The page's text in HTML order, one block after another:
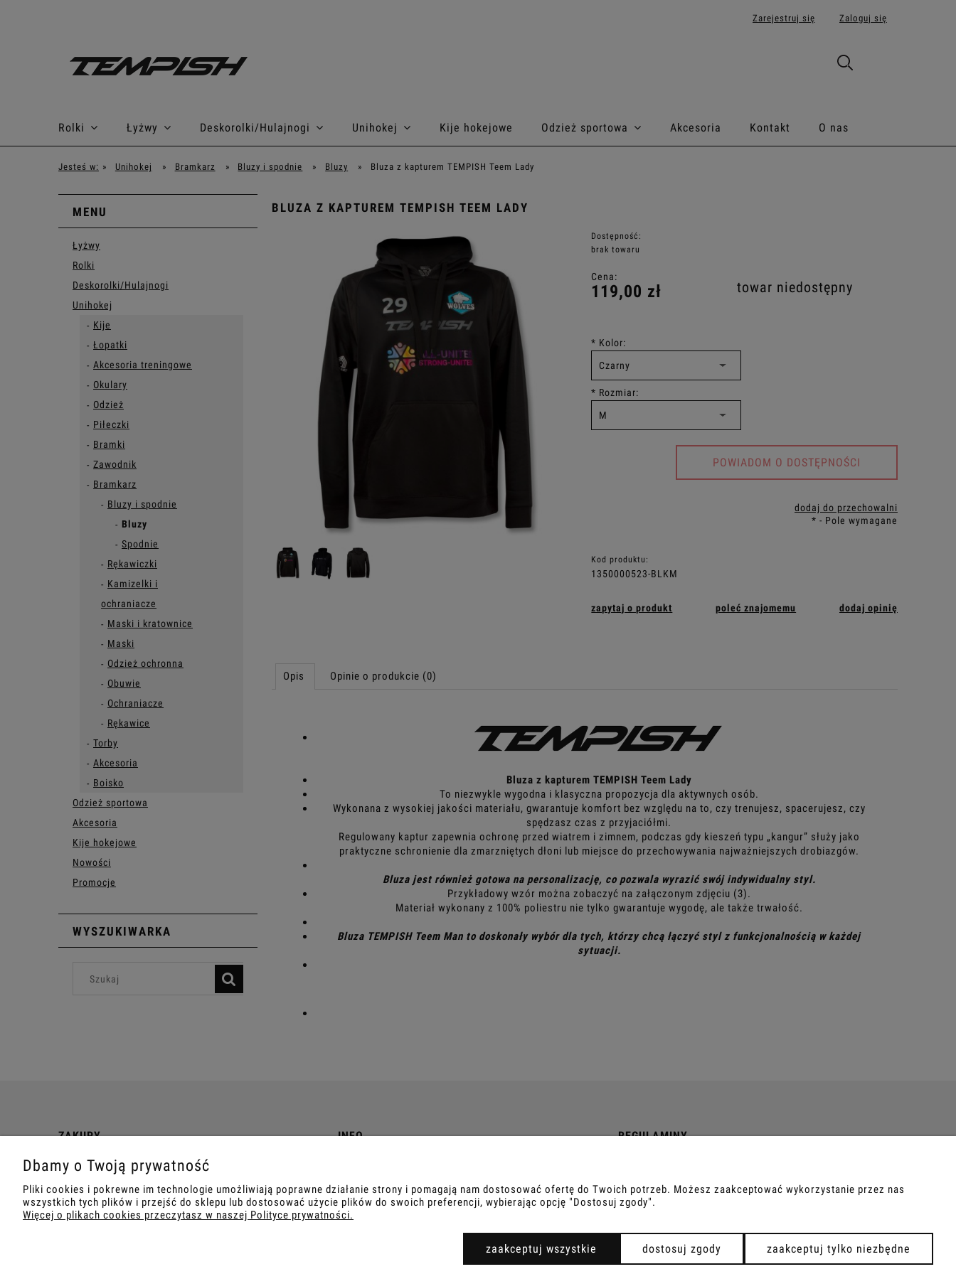
Zarejestruj się Zaloguj się
Rolki Łyżwy Deskorolki/Hulajnogi Unihokej Kije hokejowe Odzież sportowa Akcesoria Kontakt O nas
Jesteś w: » Unihokej » Bramkarz » Bluzy i spodnie » Bluzy » Bluza z kapturem TEMPISH Teem Lady
MENU
Łyżwy
Rolki
Deskorolki/Hulajnogi
Unihokej
Kije
Łopatki
Akcesoria treningowe
Okulary
Odzież
Piłeczki
Bramki
Zawodnik
Bramkarz
Bluzy i spodnie
Bluzy
Spodnie
Rękawiczki
Kamizelki i
ochraniacze
Maski i kratownice
Maski
Odzież ochronna
Obuwie
Ochraniacze
Rękawice
Torby
Akcesoria
Boisko
Odzież sportowa
Akcesoria
Kije hokejowe
Nowości
Promocje
WYSZUKIWARKA
BLUZA Z KAPTUREM TEMPISH TEEM LADY
Dostępność:
brak towaru
Cena:
119,00 zł
* Kolor:
* Rozmiar:
POWIADOM O DOSTĘPNOŚCI
towar niedostępny
dodaj do przechowalni
* - Pole wymagane
Kod produktu:
1350000523-BLKM
zapytaj o produkt poleć znajomemu dodaj opinię
Opis Opinie o produkcie (0)
Bluza z kapturem TEMPISH Teem Lady
To niezwykle wygodna i klasyczna propozycja dla aktywnych osób.
Wykonana z wysokiej jakości materiału, gwarantuje komfort bez względu na to, czy trenujesz, spacerujesz, czy
spędzasz czas z przyjaciółmi.
Regulowany kaptur zapewnia ochronę przed wiatrem i zimnem, podczas gdy kieszeń typu „kangur” służy jako
praktyczne schronienie dla zmarzniętych dłoni lub miejsce do przechowywania najważniejszych drobiazgów.
Bluza jest również gotowa na personalizację, co pozwala wyrazić swój indywidualny styl.
Przykładowy wzór można zobaczyć na załączonym zdjęciu (3).
Materiał wykonany z 100% poliestru nie tylko gwarantuje wygodę, ale także trwałość.
Bluza TEMPISH Teem Man to doskonały wybór dla tych, którzy chcą łączyć styl z funkcjonalnością w każdej
sytuacji.
ZAKUPY
Ważne informacje
Koszt dostawy
INFO
Kontakt
REGULAMINY
Polityka Prywatności
Dbamy o Twoją prywatność
Pliki cookies i pokrewne im technologie umożliwiają poprawne działanie strony i pomagają nam dostosować ofertę do Twoich potrzeb. Możesz zaakceptować wykorzystanie przez nas
wszystkich tych plików i przejść do sklepu lub dostosować użycie plików do swoich preferencji, wybierając opcję "Dostosuj zgody".
Więcej o plikach cookies przeczytasz w naszej Polityce prywatności.
zaakceptuj tylko niezbędne
dostosuj zgody
zaakceptuj wszystkie